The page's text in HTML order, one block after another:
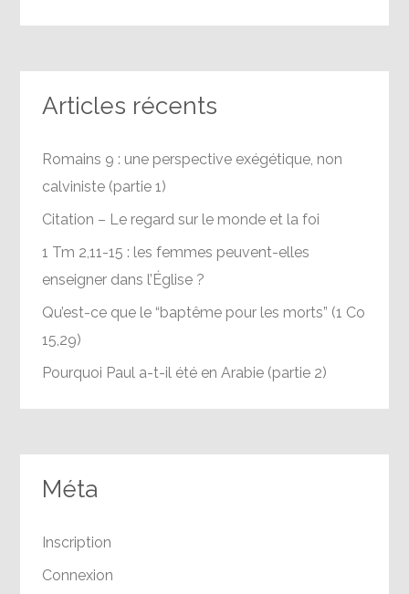
Articles récents
Romains 9 : une perspective exégétique, non
calviniste (partie 1)
Citation – Le regard sur le monde et la foi
1 Tm 2,11-15 : les femmes peuvent-elles
enseigner dans l’Église ?
Qu’est-ce que le “baptême pour les morts” (1 Co
15,29)
Pourquoi Paul a-t-il été en Arabie (partie 2)
Méta
Inscription
Connexion